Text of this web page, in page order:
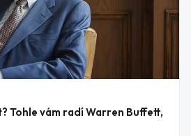
Tohle vám radí Warren Buffett,